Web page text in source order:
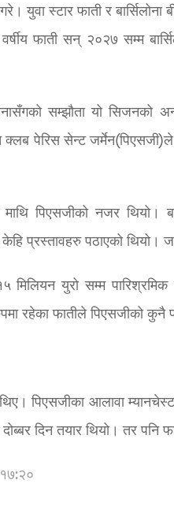
युवा स्टार फाती र
फाती सन् २०२७ सम्म
सम्झौता यो सिजनको
पेरिस सेन्ट
पिएसजीको नजर थियो।
प्रस्तावहरु पठाएको थियो।
मिलियन युरो सम्म
रहेका फातीले पिएसजीको
पिएसजीका आलावा
दिन तयार थियो। तर पनि
१७:२०